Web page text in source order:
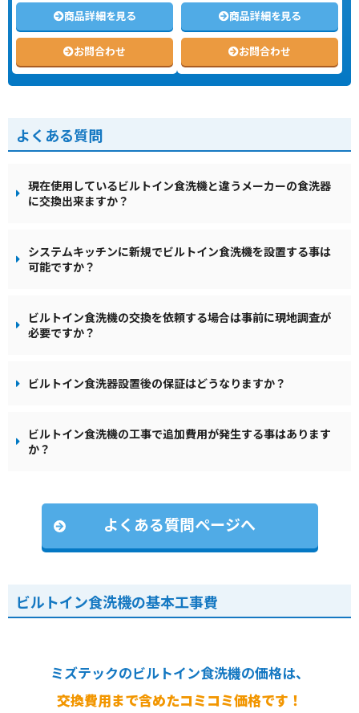
商品詳細を見る
お問合わせ
商品詳細を見る
お問合わせ
よくある質問
現在使用しているビルトイン食洗機と違うメーカーの食洗器
に交換出来ますか？
システムキッチンに新規でビルトイン食洗機を設置する事は
可能ですか？
ビルトイン食洗機の交換を依頼する場合は事前に現地調査が
必要ですか？
ビルトイン食洗器設置後の保証はどうなりますか？
ビルトイン食洗機の工事で追加費用が発生する事はあります
か？
よくある質問ページへ
ビルトイン食洗機の基本工事費
ミズテックのビルトイン食洗機の価格は、
交換費用まで含めたコミコミ価格です！